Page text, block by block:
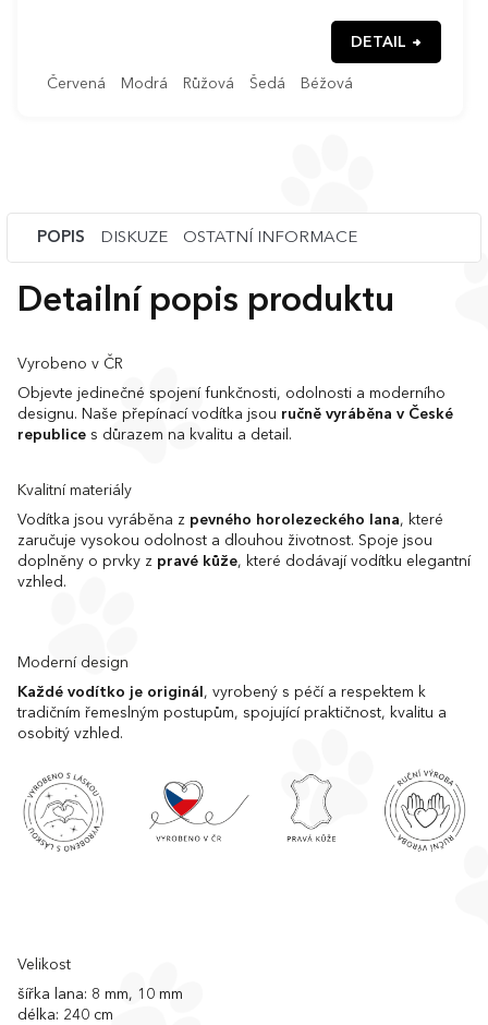
DETAIL
Červená Modrá Růžová Šedá Béžová
POPIS DISKUZE OSTATNÍ INFORMACE
Detailní popis produktu
Vyrobeno v ČR
Objevte jedinečné spojení funkčnosti, odolnosti a moderního
designu. Naše přepínací vodítka jsou ručně vyráběna v České
republice s důrazem na kvalitu a detail.
Kvalitní materiály
Vodítka jsou vyráběna z pevného horolezeckého lana, které
zaručuje vysokou odolnost a dlouhou životnost. Spoje jsou
doplněny o prvky z pravé kůže, které dodávají vodítku elegantní
vzhled.
Moderní design
Každé vodítko je originál , vyrobený s péčí a respektem k
tradičním řemeslným postupům, spojující praktičnost, kvalitu a
osobitý vzhled.
Velikost
šířka lana: 8 mm, 10 mm
délka: 240 cm